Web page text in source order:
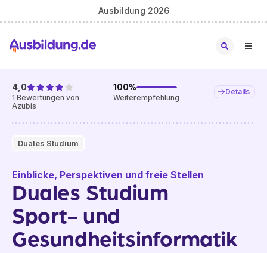
Ausbildung 2026
Duales Studium
4,0
1 Bewertungen von
Azubis
100%
Weiterempfehlung
Details
Einblicke, Perspektiven und freie Stellen
Duales Studium
Sport- und
Gesundheitsinformatik